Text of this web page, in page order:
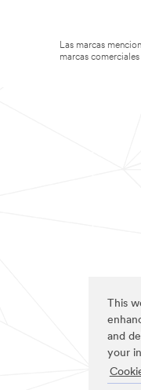
This
and
your
Las marcas
marcas